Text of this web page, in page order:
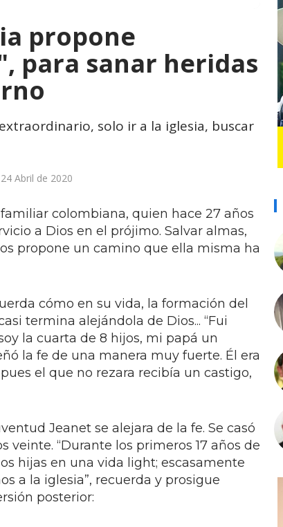
propone
para sanar heridas
solo ir a la iglesia, buscar
24 Abril de 2020
colombiana, quien hace 27 años
a Dios en el prójimo. Salvar almas,
propone un camino que ella misma ha
cómo en su vida, la formación del
termina alejándola de Dios... “Fui
la cuarta de 8 hijos, mi papá un
la fe de una manera muy fuerte. Él era
el que no rezara recibía un castigo,
Jeanet se alejara de la fe. Se casó
veinte. “Durante los primeros 17 años de
hijas en una vida light; escasamente
a la iglesia”, recuerda y prosigue
posterior: